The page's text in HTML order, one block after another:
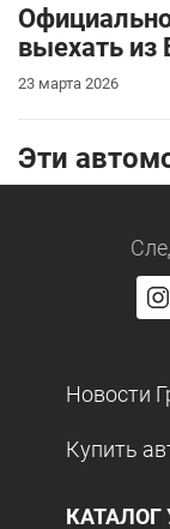
выехать из
23 марта 2026
Эти
Новости
Купить
КАТАЛОГ